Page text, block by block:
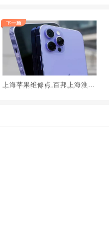
上海苹果维修点,百邦上海淮海